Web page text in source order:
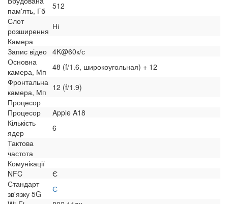
пам'ять, Гб
512
Слот
розширення Ні
Камера
Запис відео 4K@60к/с
Основна
камера, Мп
48 (f/1.6, широкоугольная) + 12
Фронтальна
камера, Мп
12 (f/1.9)
Процесор
Процесор
Apple A18
Кількість
ядер
6
Тактова
частота
Комунікації
NFC
Є
Стандарт
зв'язку 5G
Є